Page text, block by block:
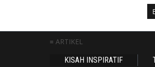
≡ ARTIKEL
KISAH INSPIRATIF